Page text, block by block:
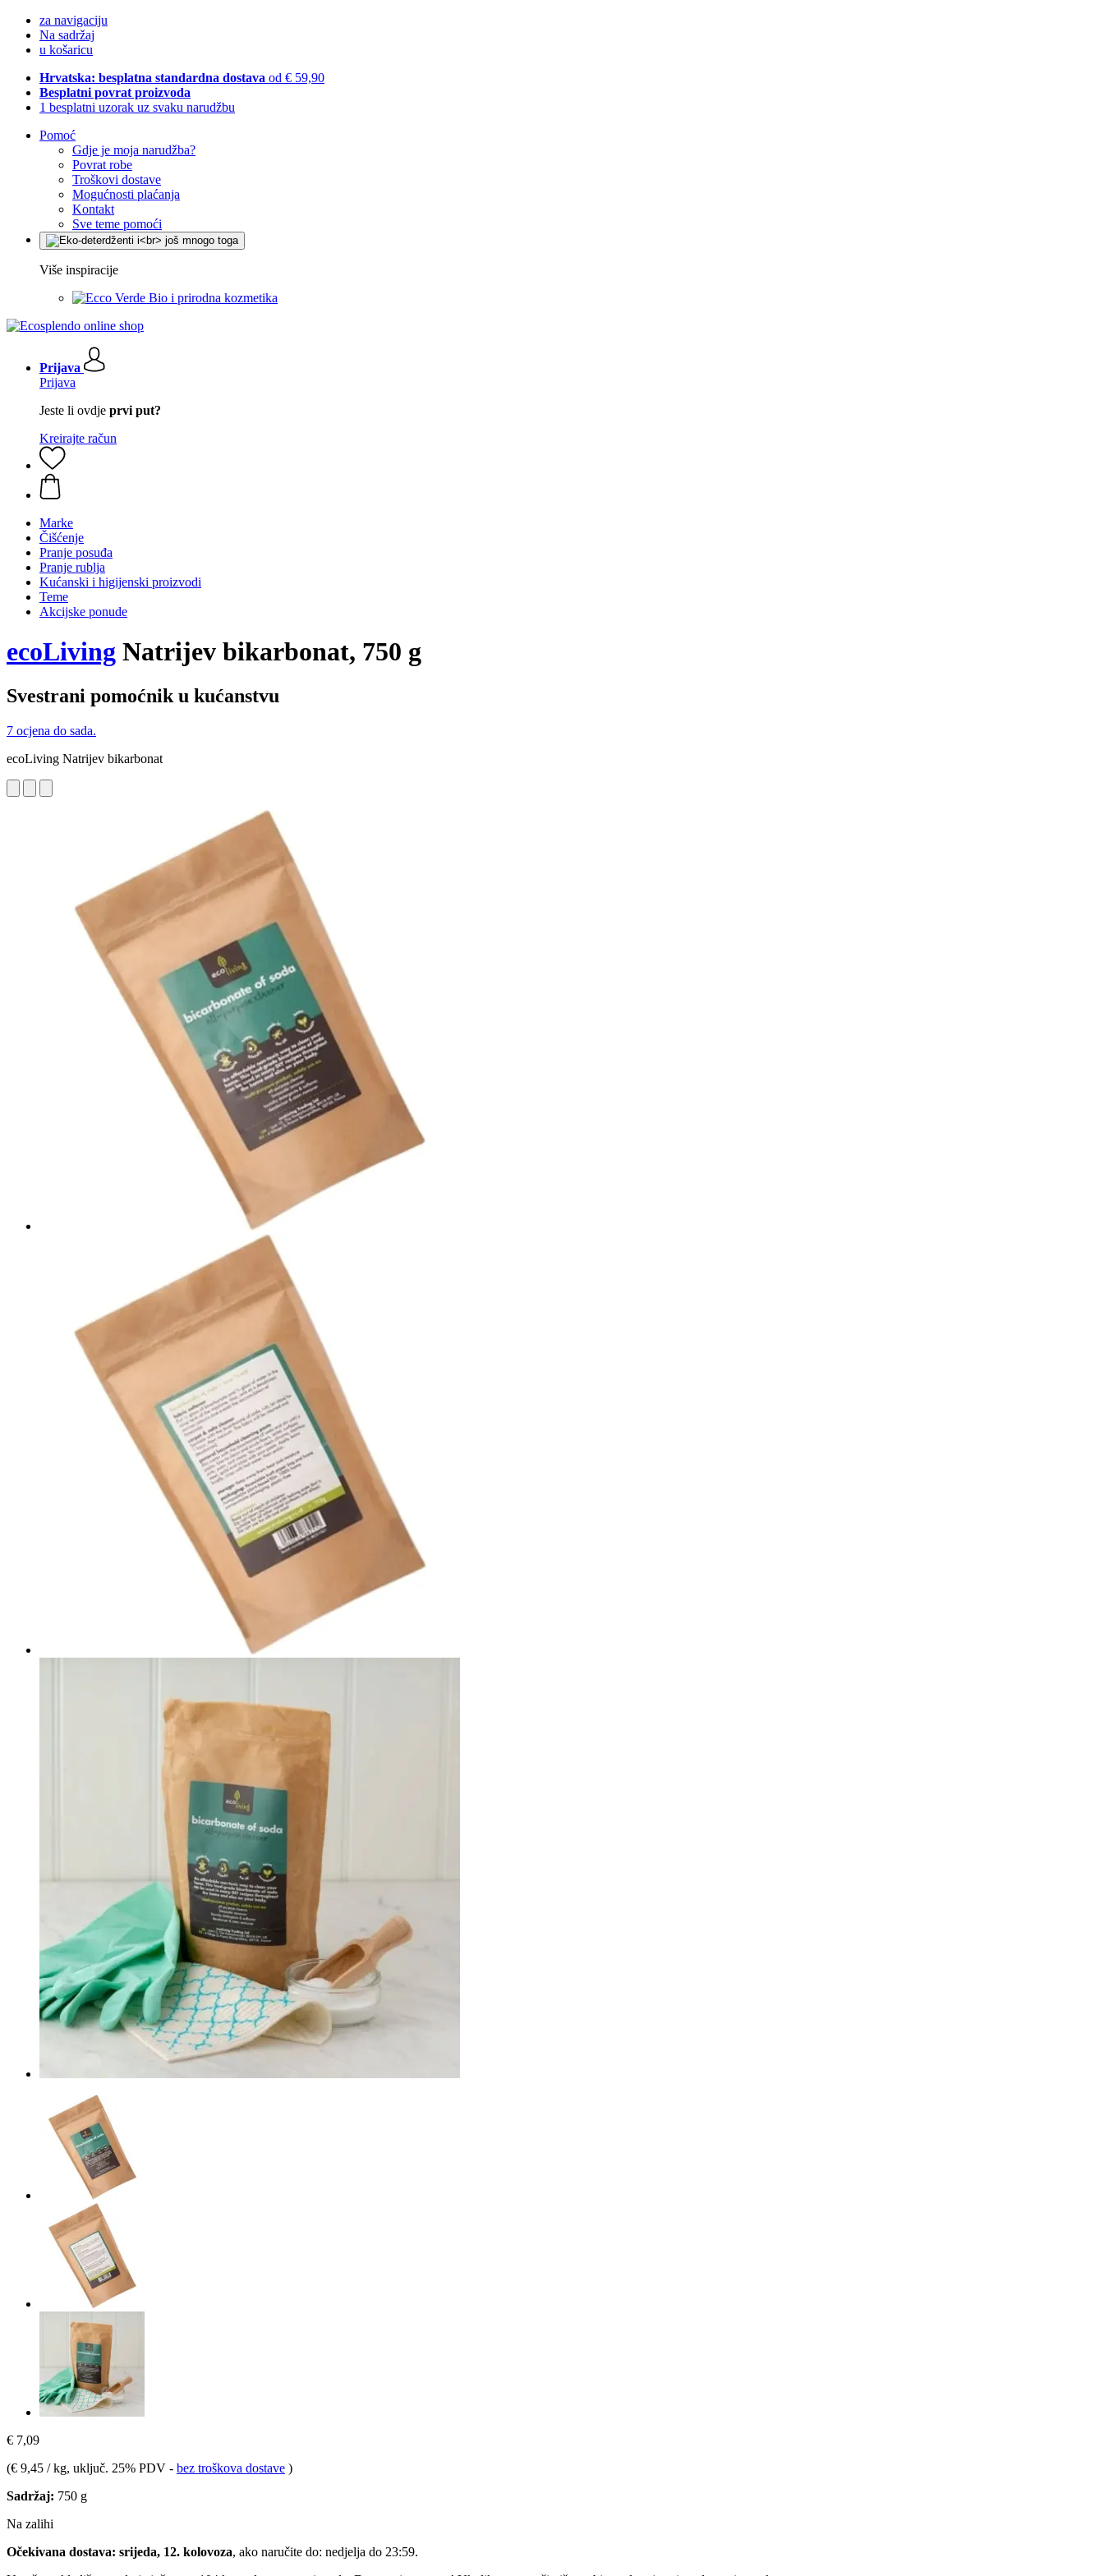
za navigaciju
Na sadržaj
u košaricu
Hrvatska: besplatna standardna dostava od € 59,90
Besplatni povrat proizvoda
1 besplatni uzorak uz svaku narudžbu
Pomoć
Gdje je moja narudžba?
Povrat robe
Troškovi dostave
Mogućnosti plaćanja
Kontakt
Sve teme pomoći
Više inspiracije
Bio i prirodna kozmetika
Prijava
Prijava
Jeste li ovdje prvi put?
Kreirajte račun
Marke
Čišćenje
Pranje posuđa
Pranje rublja
Kućanski i higijenski proizvodi
Teme
Akcijske ponude
ecoLiving Natrijev bikarbonat, 750 g
Svestrani pomoćnik u kućanstvu
7 ocjena do sada.
ecoLiving Natrijev bikarbonat
€ 7,09
(€ 9,45 / kg, uključ. 25% PDV - bez troškova dostave )
Sadržaj: 750 g
Na zalihi
Očekivana dostava: srijeda, 12. kolovoza, ako naručite do: nedjelja do 23:59.